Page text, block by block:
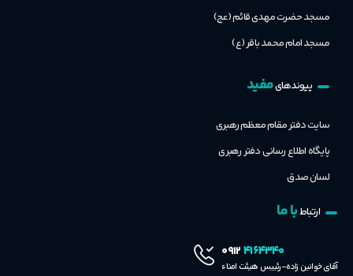
مسجد حضرت مهدی قائم (عج)
مسجد امام محمد باقر (ع)
پیوندهایمفید
سایت دفتر مقام معظم رهبری
پایگاه اطلاع رسانی دفتر رهبری
لسان صدق
ارتباطبا ما
۰۹۱۲۴۱۶۴۳۴۰
آقای خوانین زاده-رئییس هیئت امناء